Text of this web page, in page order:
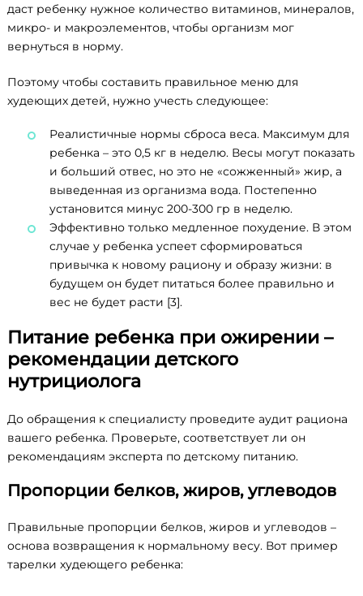
даст ребенку нужное количество витаминов, минералов,
микро- и макроэлементов, чтобы организм мог
вернуться в норму.
Поэтому чтобы составить правильное меню для
худеющих детей, нужно учесть следующее:
Реалистичные нормы сброса веса. Максимум для
ребенка – это 0,5 кг в неделю. Весы могут показать
и больший отвес, но это не «сожженный» жир, а
выведенная из организма вода. Постепенно
установится минус 200-300 гр в неделю.
Эффективно только медленное похудение. В этом
случае у ребенка успеет сформироваться
привычка к новому рациону и образу жизни: в
будущем он будет питаться более правильно и
вес не будет расти [3].
Питание ребенка при ожирении –
рекомендации детского
нутрициолога
До обращения к специалисту проведите аудит рациона
вашего ребенка. Проверьте, соответствует ли он
рекомендациям эксперта по детскому питанию.
Пропорции белков, жиров, углеводов
Правильные пропорции белков, жиров и углеводов –
основа возвращения к нормальному весу. Вот пример
тарелки худеющего ребенка: